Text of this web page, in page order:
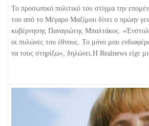
Το προσωπικό πολιτικό του στίγμα την
του από το Μέγαρο Μαξίμου δίνει ο πρώην
κυβέρνησης Παναγιώτης Μπαλτάκος.
οι πυλώνες του έθνους. Το μόνο μου
να τους στηρίξω», δηλώνει.Η Realnews είχε